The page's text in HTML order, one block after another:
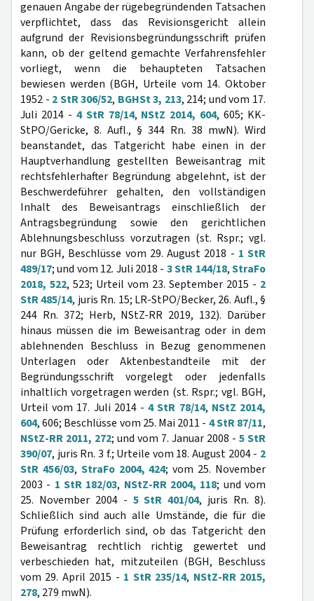
genauen Angabe der rügebegründenden Tatsachen
verpflichtet, dass das Revisionsgericht allein
aufgrund der Revisionsbegründungsschrift prüfen
kann, ob der geltend gemachte Verfahrensfehler
vorliegt, wenn die behaupteten Tatsachen
bewiesen werden (BGH, Urteile vom 14. Oktober
1952 - 2 StR 306/52, BGHSt 3, 213, 214; und vom 17.
Juli 2014 - 4 StR 78/14, NStZ 2014, 604, 605; KK-
StPO/Gericke, 8. Aufl., § 344 Rn. 38 mwN). Wird
beanstandet, das Tatgericht habe einen in der
Hauptverhandlung gestellten Beweisantrag mit
rechtsfehlerhafter Begründung abgelehnt, ist der
Beschwerdeführer gehalten, den vollständigen
Inhalt des Beweisantrags einschließlich der
Antragsbegründung sowie den gerichtlichen
Ablehnungsbeschluss vorzutragen (st. Rspr.; vgl.
nur BGH, Beschlüsse vom 29. August 2018 - 1 StR
489/17; und vom 12. Juli 2018 - 3 StR 144/18,StraFo
2018, 522, 523; Urteil vom 23. September 2015 - 2
StR 485/14, juris Rn. 15; LR-StPO/Becker, 26. Aufl., §
244 Rn. 372; Herb, NStZ-RR 2019, 132). Darüber
hinaus müssen die im Beweisantrag oder in dem
ablehnenden Beschluss in Bezug genommenen
Unterlagen oder Aktenbestandteile mit der
Begründungsschrift vorgelegt oder jedenfalls
inhaltlich vorgetragen werden (st. Rspr.; vgl. BGH,
Urteil vom 17. Juli 2014 -4 StR 78/14, NStZ 2014,
604, 606; Beschlüsse vom 25. Mai 2011 - 4 StR 87/11,
NStZ-RR 2011, 272; und vom 7. Januar 2008 - 5 StR
390/07, juris Rn. 3 f.; Urteile vom 18. August 2004 - 2
StR 456/03, StraFo 2004, 424; vom 25. November
2003 - 1 StR 182/03, NStZ-RR 2004, 118; und vom
25. November 2004 - 5 StR 401/04, juris Rn. 8).
Schließlich sind auch alle Umstände, die für die
Prüfung erforderlich sind, ob das Tatgericht den
Beweisantrag rechtlich richtig gewertet und
verbeschieden hat, mitzuteilen (BGH, Beschluss
vom 29. April 2015 - 1 StR 235/14, NStZ-RR 2015,
278, 279 mwN).